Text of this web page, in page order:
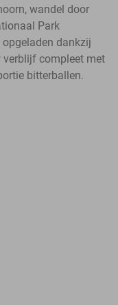
wandel door
Park
opgeladen dankzij
compleet met
bitterballen.